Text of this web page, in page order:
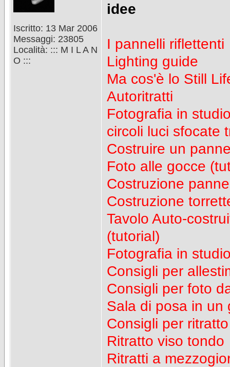
Iscritto: 13 Mar 2006
Messaggi: 23805
Località: ::: M I L A N
O :::
idee
I pannelli riflettenti
Lighting guide
Ma cos'è lo Still
Autoritratti
Fotografia in
circoli luci sfocate
Costruire un
Foto alle gocce
Costruzione
Costruzione
Tavolo Auto-
(tutorial)
Fotografia in
Consigli per
Consigli per foto
Sala di posa in un
Consigli per ritratto
Ritratto viso tondo
Ritratti a